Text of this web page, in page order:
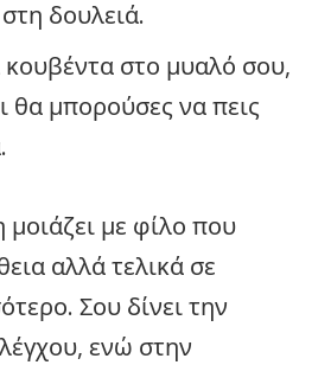
δουλειά.
κουβέντα στο μυαλό σου,
θα μπορούσες να πεις
με φίλο που
αλλά τελικά σε
Σου δίνει την
ενώ στην